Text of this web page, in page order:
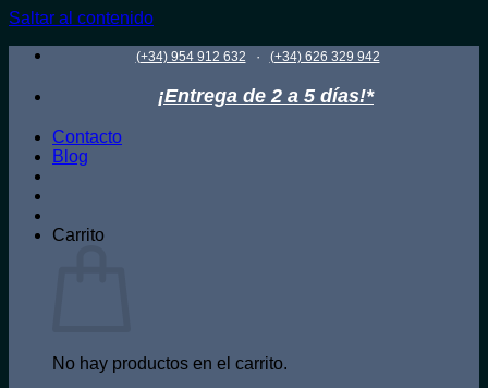
Saltar al contenido
(+34) 954 912 632 · (+34) 626 329 942
¡Entrega de 2 a 5 días!*
Contacto
Blog
Carrito
No hay productos en el carrito.